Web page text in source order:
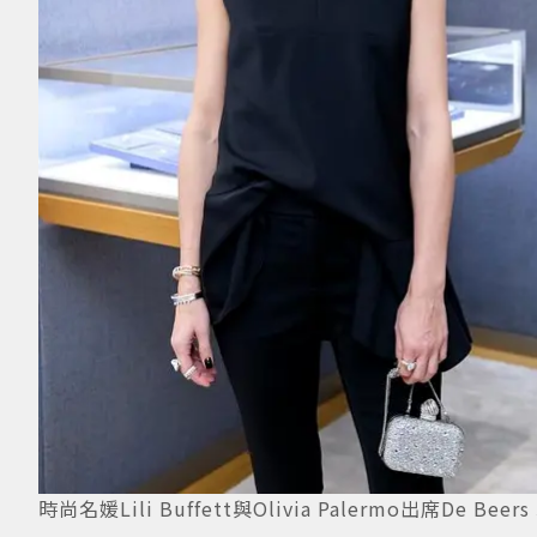
時尚名媛Lili Buffett與Olivia Palermo出席De Beers